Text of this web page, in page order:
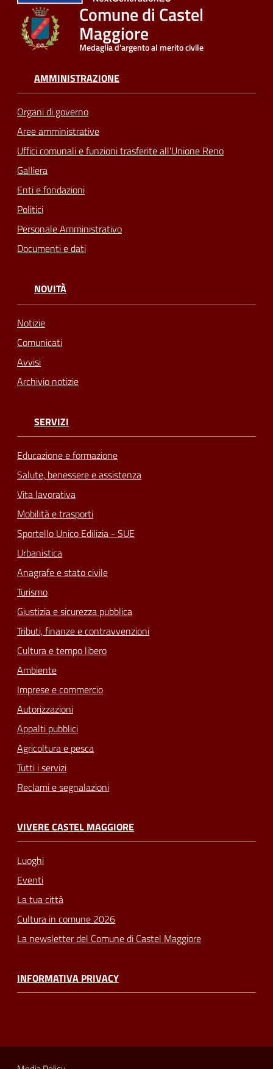
Comune di Castel
Maggiore
Medaglia d'argento al merito civile
AMMINISTRAZIONE
Organi di governo
Aree amministrative
Uffici comunali e funzioni trasferite all'Unione Reno
Galliera
Enti e fondazioni
Politici
Personale Amministrativo
Documenti e dati
NOVITÀ
Notizie
Comunicati
Avvisi
Archivio notizie
SERVIZI
Educazione e formazione
Salute, benessere e assistenza
Vita lavorativa
Mobilità e trasporti
Sportello Unico Edilizia - SUE
Urbanistica
Anagrafe e stato civile
Turismo
Giustizia e sicurezza pubblica
Tributi, finanze e contravvenzioni
Cultura e tempo libero
Ambiente
Imprese e commercio
Autorizzazioni
Appalti pubblici
Agricoltura e pesca
Tutti i servizi
Reclami e segnalazioni
VIVERE CASTEL MAGGIORE
Luoghi
Eventi
La tua città
Cultura in comune 2026
La newsletter del Comune di Castel Maggiore
INFORMATIVA PRIVACY